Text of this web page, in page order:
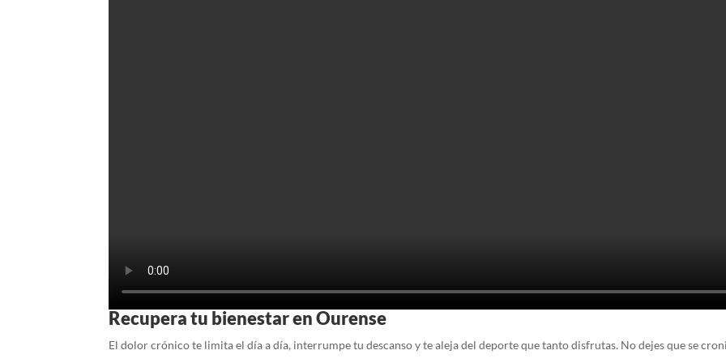
Recupera tu bienestar en Ourense
El dolor crónico te limita el día a día, interrumpe tu descanso y te aleja del deporte que tanto disfrutas. No dejes que se